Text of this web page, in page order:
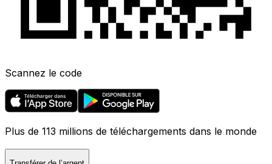
Scannez le code
Plus de 113 millions de téléchargements dans le monde